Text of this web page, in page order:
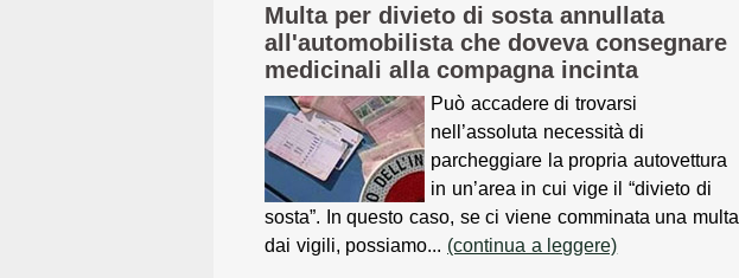
Multa per divieto di sosta annullata
all'automobilista che doveva consegnare
medicinali alla compagna incinta
Può accadere di trovarsi
nell’assoluta necessità di
parcheggiare la propria autovettura
in un’area in cui vige il “divieto di
sosta”. In questo caso, se ci viene comminata una multa
dai vigili, possiamo... (continua a leggere)